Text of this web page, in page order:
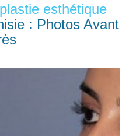
esthétique
: Photos Avant